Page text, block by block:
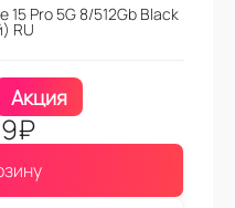
Pro 5G 8/512Gb Black
RU
Акция
₽